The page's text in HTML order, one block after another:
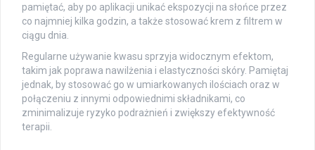
pamiętać, aby po aplikacji unikać ekspozycji na słońce przez
co najmniej kilka godzin, a także stosować krem z filtrem w
ciągu dnia.
Regularne używanie kwasu sprzyja widocznym efektom,
takim jak poprawa nawilżenia i elastyczności skóry. Pamiętaj
jednak, by stosować go w umiarkowanych ilościach oraz w
połączeniu z innymi odpowiednimi składnikami, co
zminimalizuje ryzyko podrażnień i zwiększy efektywność
terapii.